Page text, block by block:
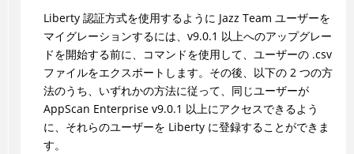
Liberty 認証方式を使用するように Jazz Team ユーザーを
マイグレーションするには、v9.0.1 以上へのアップグレー
ドを開始する前に、コマンドを使用して、ユーザーの .csv
ファイルをエクスポートします。その後、以下の 2 つの方
法のうち、いずれかの方法に従って、同じユーザーが
AppScan Enterprise v9.0.1 以上にアクセスできるよう
に、それらのユーザーを Liberty に登録することができま
す。